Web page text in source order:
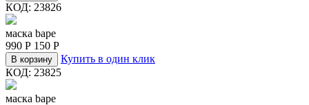
КОД: 23826
маска bape
990 Р 150 Р
В корзину
Купить в один клик
КОД: 23825
маска bape